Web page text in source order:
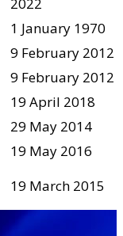
1 January 1970
9 February 2012
9 February 2012
19 April 2018
29 May 2014
19 May 2016
19 March 2015